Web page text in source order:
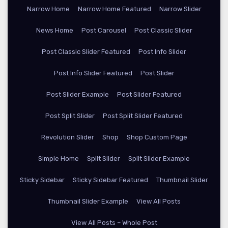
Narrow Home Narrow Home Featured Narrow Slider
News Home Post Carousel Post Classic Slider
Post Classic Slider Featured Post Info Slider
Post Info Slider Featured Post Slider
Post Slider Example Post Slider Featured
Post Split Slider Post Split Slider Featured
Revolution Slider Shop Shop Custom Page
Simple Home Split Slider Split Slider Example
Sticky Sidebar Sticky Sidebar Featured Thumbnail Slider
Thumbnail Slider Example View All Posts
View All Posts – Whole Post